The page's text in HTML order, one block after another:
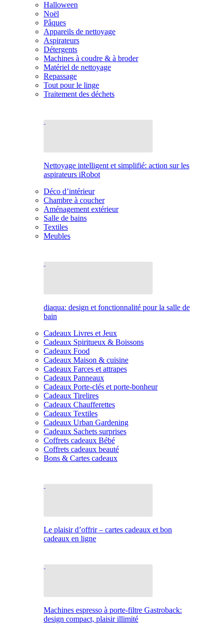
Halloween
Noël
Pâques
Appareils de nettoyage
Aspirateurs
Détergents
Machines à coudre & à broder
Matériel de nettoyage
Repassage
Tout pour le linge
Traitement des déchets
Nettoyage intelligent et simplifié: action sur les
aspirateurs iRobot
Déco d’intérieur
Chambre à coucher
Aménagement extérieur
Salle de bains
Textiles
Meubles
diaqua: design et fonctionnalité pour la salle de
bain
Cadeaux Livres et Jeux
Cadeaux Spiritueux & Boissons
Cadeaux Food
Cadeaux Maison & cuisine
Cadeaux Farces et attrapes
Cadeaux Panneaux
Cadeaux Porte-clés et porte-bonheur
Cadeaux Tirelires
Cadeaux Chaufferettes
Cadeaux Textiles
Cadeaux Urban Gardening
Cadeaux Sachets surprises
Coffrets cadeaux Bébé
Coffrets cadeaux beauté
Bons & Cartes cadeaux
Le plaisir d’offrir – cartes cadeaux et bon
cadeaux en ligne
Machines espresso à porte-filtre Gastroback:
design compact, plaisir illimité